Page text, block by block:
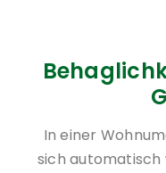
In einer
sich automatisch